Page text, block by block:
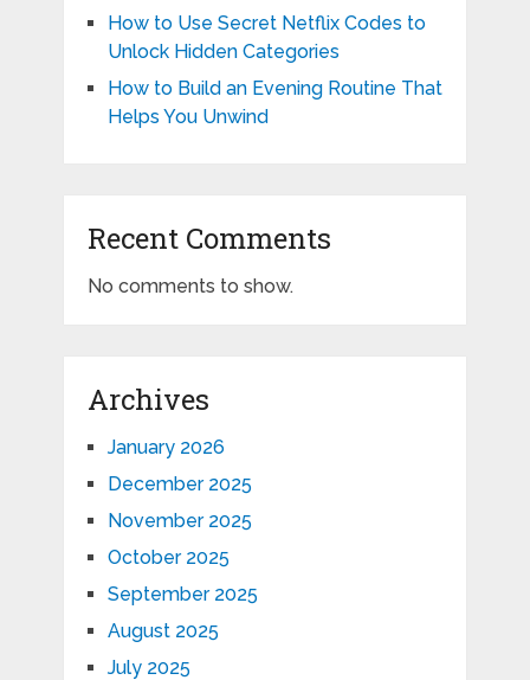
How to Use Secret Netflix Codes to
Unlock Hidden Categories
How to Build an Evening Routine That
Helps You Unwind
Recent Comments
No comments to show.
Archives
January 2026
December 2025
November 2025
October 2025
September 2025
August 2025
July 2025